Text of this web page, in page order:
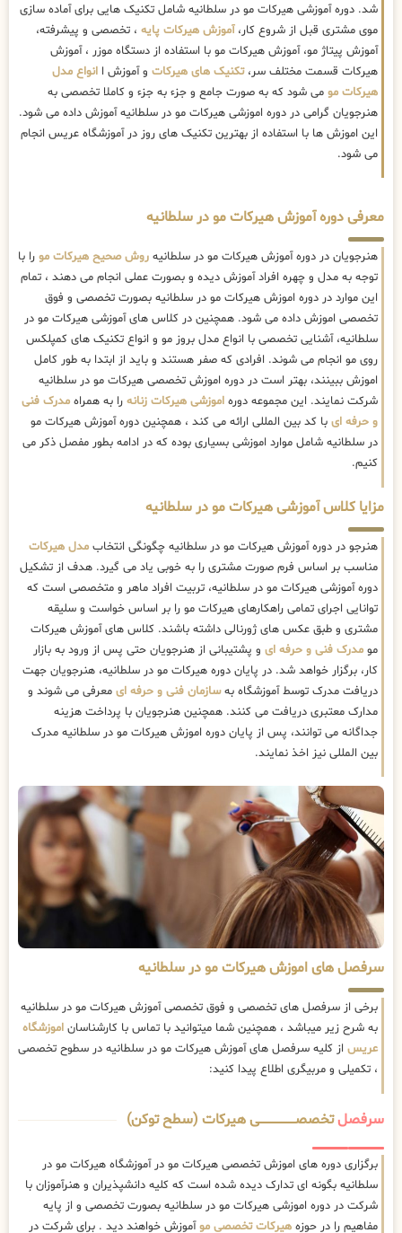
شد. دوره آموزشی هیرکات مو در سلطانیه شامل تکنیک هایی برای آماده سازی
موی مشتری قبل از شروع کار،آموزش هیرکات پایه ، تخصصی و پیشرفته،
آموزش پیتاژ مو، آموزش هیرکات مو با استفاده از دستگاه موزر ، آموزش
هیرکات قسمت مختلف سر،تکنیک های هیرکات و آموزش ا انواع مدل
هیرکات مو می شود که به صورت جامع و جزء به جزء و کاملا تخصصی به
هنرجویان گرامی در دوره اموزشی هیرکات مو در سلطانیه آموزش داده می شود.
این اموزش ها با استفاده از بهترین تکنیک های روز در آموزشگاه عریس انجام
می شود.
معرفی دوره آموزش هیرکات مو در سلطانیه
هنرجویان در دوره آموزش هیرکات مو در سلطانیه روش صحیح هیرکات مو را با
توجه به مدل و چهره افراد آموزش دیده و بصورت عملی انجام می دهند ، تمام
این موارد در دوره اموزش هیرکات مو در سلطانیه بصورت تخصصی و فوق
تخصصی اموزش داده می شود. همچنین در کلاس های آموزشی هیرکات مو در
سلطانیه، آشنایی تخصصی با انواع مدل بروز مو و انواع تکنیک های کمپلکس
روی مو انجام می شوند. افرادی که صفر هستند و باید از ابتدا به طور کامل
اموزش ببینند، بهتر است در دوره اموزش تخصصی هیرکات مو در سلطانیه
شرکت نمایند. این مجموعه دوره اموزشی هیرکات زنانه را به همراه مدرک فنی
و حرفه ای با کد بین المللی ارائه می کند ، همچنین دوره آموزش هیرکات مو
در سلطانیه شامل موارد اموزشی بسیاری بوده که در ادامه بطور مفصل ذکر می
کنیم.
مزایا کلاس آموزشی هیرکات مو در سلطانیه
هنرجو در دوره آموزش هیرکات مو در سلطانیه چگونگی انتخاب مدل هیرکات
مناسب بر اساس فرم صورت مشتری را به خوبی یاد می گیرد. هدف از تشکیل
دوره آموزشی هیرکات مو در سلطانیه، تربیت افراد ماهر و متخصصی است که
توانایی اجرای تمامی راهکارهای هیرکات مو را بر اساس خواست و سلیقه
مشتری و طبق عکس های ژورنالی داشته باشند. کلاس های آموزش هیرکات
مو مدرک فنی و حرفه ای و پشتیبانی از هنرجویان حتی پس از ورود به بازار
کار، برگزار خواهد شد. در پایان دوره هیرکات مو در سلطانیه، هنرجویان جهت
دریافت مدرک توسط آموزشگاه بهسازمان فنی و حرفه ای معرفی می شوند و
مدارک معتبری دریافت می کنند. همچنین هنرجویان با پرداخت هزینه
جداگانه می توانند، پس از پایان دوره اموزش هیرکات مو در سلطانیه مدرک
بین المللی نیز اخذ نمایند.
سرفصل های اموزش هیرکات مو در سلطانیه
برخی از سرفصل های تخصصی و فوق تخصصی آموزش هیرکات مو در سلطانیه
به شرح زیر میباشد ، همچنین شما میتوانید با تماس با کارشناسان اموزشگاه
عریس از کلیه سرفصل های آموزش هیرکات مو در سلطانیه در سطوح تخصصی
، تکمیلی و مربیگری اطلاع پیدا کنید:
سرفصلتخصصــــــــــــــــــــی هیرکات (سطح توکن)
برگزاری دوره های اموزش تخصصی هیرکات مو در آموزشگاه هیرکات مو در
سلطانیه بگونه ای تدارک دیده شده است که کلیه دانشپذیران و هنرآموزان با
شرکت در دوره اموزشی هیرکات مو در سلطانیه بصورت تخصصی و از پایه
مفاهیم را در حوزه هیرکات تخصصی موآموزش خواهند دید . برای شرکت در